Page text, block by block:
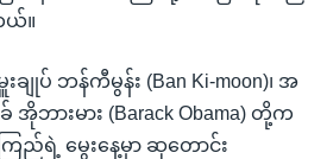
ယ်။
ျုပ် ဘန်ကီမွန်း (Ban Ki-moon)၊ အ
ားမား (Barack Obama) တို့က
ြည်ရဲ့ မွေးနေ့မှာ ဆုတောင်း